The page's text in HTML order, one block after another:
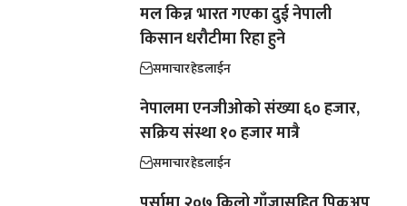
मल किन्न भारत गएका दुई नेपाली
किसान धरौटीमा रिहा हुने
समाचारहेडलाईन
नेपालमा एनजीओको संख्या ६० हजार,
सक्रिय संस्था १० हजार मात्रै
समाचारहेडलाईन